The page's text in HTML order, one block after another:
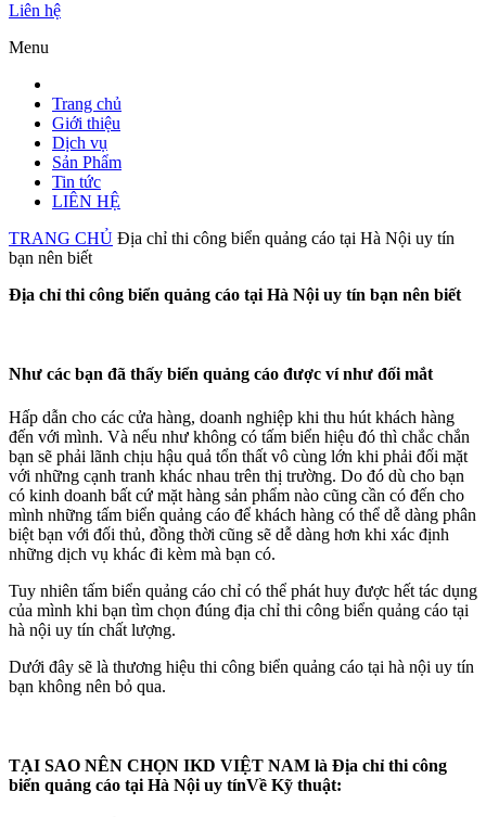
Liên hệ
Menu
Trang chủ
Giới thiệu
Dịch vụ
Sản Phẩm
Tin tức
LIÊN HỆ
TRANG CHỦ Địa chỉ thi công biển quảng cáo tại Hà Nội uy tín
bạn nên biết
Địa chỉ thi công biển quảng cáo tại Hà Nội uy tín bạn nên biết
Như các bạn đã thấy biển quảng cáo được ví như đối mắt
Hấp dẫn cho các cửa hàng, doanh nghiệp khi thu hút khách hàng
đến với mình. Và nếu như không có tấm biển hiệu đó thì chắc chắn
bạn sẽ phải lãnh chịu hậu quả tổn thất vô cùng lớn khi phải đối mặt
với những cạnh tranh khác nhau trên thị trường. Do đó dù cho bạn
có kinh doanh bất cứ mặt hàng sản phẩm nào cũng cần có đến cho
mình những tấm biển quảng cáo để khách hàng có thể dễ dàng phân
biệt bạn với đối thủ, đồng thời cũng sẽ dễ dàng hơn khi xác định
những dịch vụ khác đi kèm mà bạn có.
Tuy nhiên tấm biển quảng cáo chỉ có thể phát huy được hết tác dụng
của mình khi bạn tìm chọn đúng địa chỉ thi công biển quảng cáo tại
hà nội uy tín chất lượng.
Dưới đây sẽ là thương hiệu thi công biển quảng cáo tại hà nội uy tín
bạn không nên bỏ qua.
TẠI SAO NÊN CHỌN IKD VIỆT NAM là Địa chỉ thi công
biển quảng cáo tại Hà Nội uy tínVề Kỹ thuật: